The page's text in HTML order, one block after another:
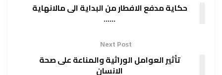
حكاية مدفع الافطار من البداية الى مالانهاية
……
Next Post
تأثير العوامل الوراثية والمناعة على صحة
الانسان